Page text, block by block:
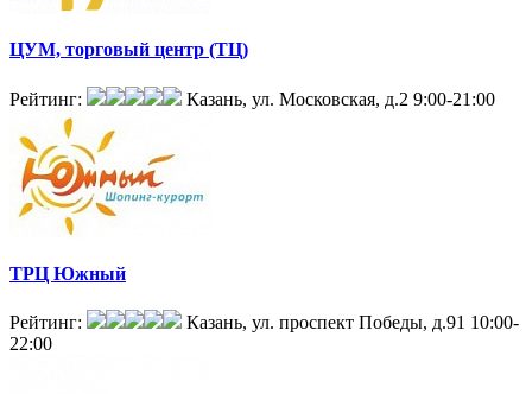
ЦУМ, торговый центр (ТЦ)
Рейтинг: Казань, ул. Московская, д.2 9:00-21:00
ТРЦ Южный
Рейтинг: Казань, ул. проспект Победы, д.91 10:00-
22:00